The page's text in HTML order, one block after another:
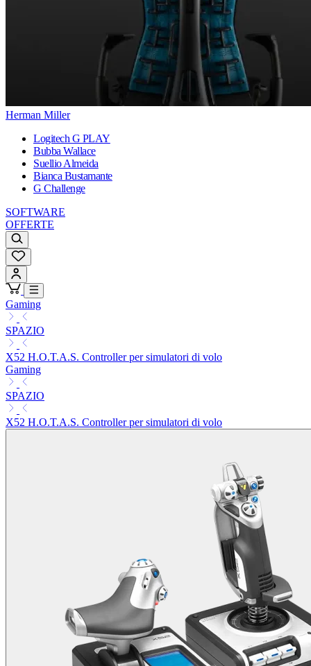
Herman Miller
Logitech G PLAY
Bubba Wallace
Suellio Almeida
Bianca Bustamante
G Challenge
SOFTWARE
OFFERTE
Gaming
SPAZIO
X52 H.O.T.A.S. Controller per simulatori di volo
Gaming
SPAZIO
X52 H.O.T.A.S. Controller per simulatori di volo